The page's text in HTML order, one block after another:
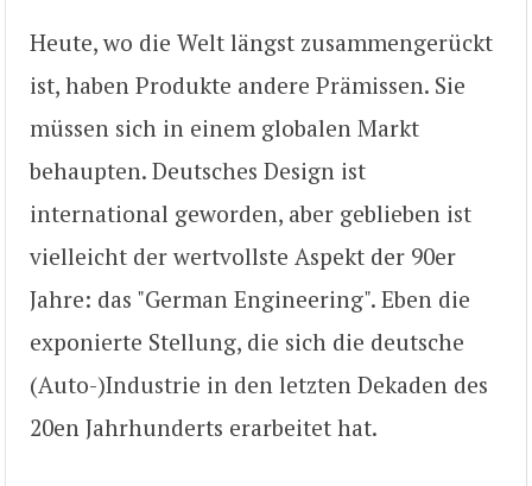
Heute, wo die Welt längst zusammengerückt
ist, haben Produkte andere Prämissen. Sie
müssen sich in einem globalen Markt
behaupten. Deutsches Design ist
international geworden, aber geblieben ist
vielleicht der wertvollste Aspekt der 90er
Jahre: das "German Engineering". Eben die
exponierte Stellung, die sich die deutsche
(Auto-)Industrie in den letzten Dekaden des
20en Jahrhunderts erarbeitet hat.